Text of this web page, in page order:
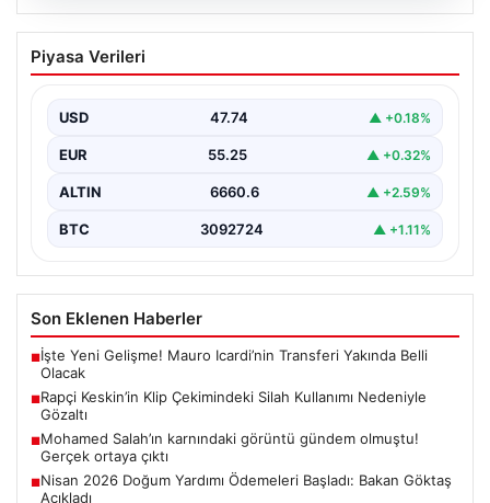
06.08.2026
Rapçi Keskin’in Klip Çekimindeki Silah
Kullanımı Nedeniyle Gözaltı
adıyla bilinen rap müzik sanatçısı Yüşa Keskin, klip…
Piyasa Verileri
USD 47.74 ▲ +0.18%
EUR 55.25 ▲ +0.32%
ALTIN 6660.6 ▲ +2.59%
BTC 3092724 ▲ +1.11%
Son Eklenen Haberler
■İşte Yeni Gelişme! Mauro Icardi’nin Transferi Yakında Belli
Olacak
■Rapçi Keskin’in Klip Çekimindeki Silah Kullanımı Nedeniyle
Gözaltı
■Mohamed Salah’ın karnındaki görüntü gündem olmuştu!
Gerçek ortaya çıktı
■Nisan 2026 Doğum Yardımı Ödemeleri Başladı: Bakan Göktaş
Açıkladı